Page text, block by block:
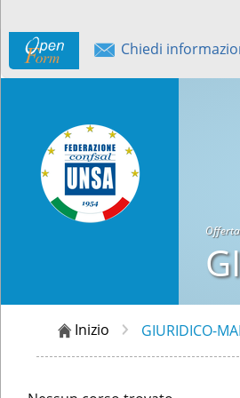
Chiedi
Inizio GIURIDICO-